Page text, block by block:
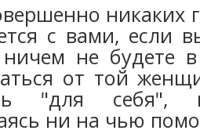
никаких
с вами, если
не будете в
от той
"для себя",
ни на чью